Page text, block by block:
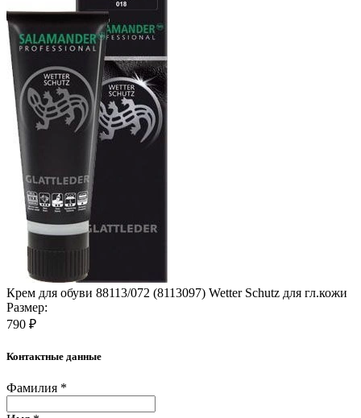
Крем для обуви 88113/072 (8113097) Wetter Schutz для гл.кожи
Размер:
790 ₽
Контактные данные
Фамилия *